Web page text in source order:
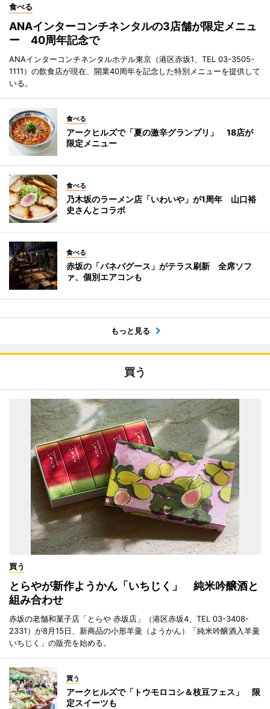
食べる
ANAインターコンチネンタルの3店舗が限定メニュ
ー 40周年記念で
ANAインターコンチネンタルホテル東京（港区赤坂1、TEL 03-3505-
1111）の飲食店が現在、開業40周年を記念した特別メニューを提供して
いる。
食べる
アークヒルズで「夏の激辛グランプリ」 18店が
限定メニュー
食べる
乃木坂のラーメン店「いわいや」が1周年 山口裕
史さんとコラボ
食べる
赤坂の「バネバグース」がテラス刷新 全席ソフ
ァ、個別エアコンも
もっと見る
買う
買う
とらやが新作ようかん「いちじく」 純米吟醸酒と
組み合わせ
赤坂の老舗和菓子店「とらや 赤坂店」（港区赤坂4、TEL 03-3408-
2331）が8月15日、新商品の小形羊羹（ようかん）「純米吟醸酒入羊羹
いちじく」の販売を始める。
買う
アークヒルズで「トウモロコシ＆枝豆フェス」 限
定スイーツも